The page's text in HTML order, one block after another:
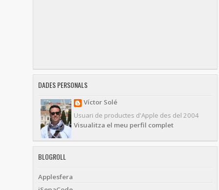
DADES PERSONALS
Víctor Solé
Usuari de productes d'Apple des del 2004
Visualitza el meu perfil complet
BLOGROLL
Applesfera